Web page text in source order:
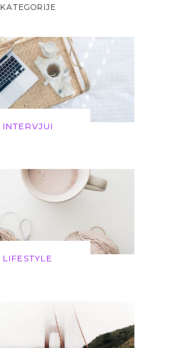
KATEGORIJE
INTERVJUI
LIFESTYLE